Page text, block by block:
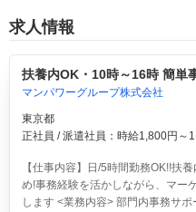
求人情報
扶養内OK・10時～16時 簡単
マンパワーグループ株式会社
東京都
正社員 / 派遣社員：時給1,800円～
【仕事内容】日/5時間勤務OK!!扶
め!事務経験を活かしながら、マー
します <業務内容> 部門内事務サ